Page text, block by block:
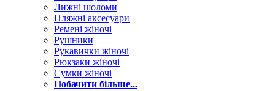
Лижні шоломи
Пляжні аксесуари
Ремені жіночі
Рушники
Рукавички жіночі
Рюкзаки жіночі
Сумки жіночі
Побачити більше...